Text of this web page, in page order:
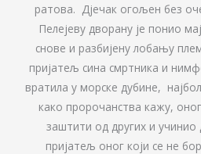
ратова. Дјечак огољен без
Пелејеву дворану је понио
снове и разбијену лобању
пријатељ сина смртника и
вратила у морске дубине,
како пророчанства кажу,
заштити од других и учинио
пријатељ оног који се не